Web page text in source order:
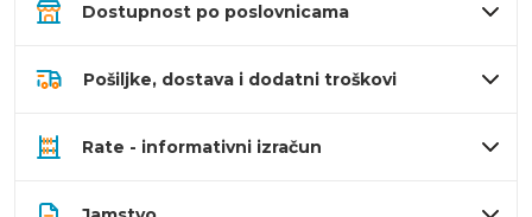
Dostupnost po poslovnicama
Pošiljke, dostava i dodatni troškovi
Rate - informativni izračun